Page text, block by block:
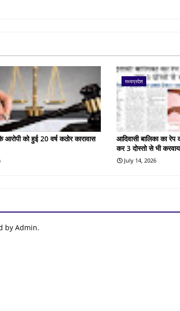
आरोपी को हुई 20 वर्ष कठोर कारावास
मध्यप्रदेश
आदिवासी बालिका का रेप
कर 3 दोस्तो से भी
July 14, 2026
by Admin.